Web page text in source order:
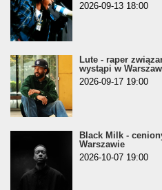
2026-09-13 18:00
Lute - raper
wystąpi w
2026-09-17 19:00
Black Milk -
Warszawie
2026-10-07 19:00